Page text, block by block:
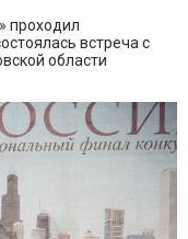
проходил
встреча с
области